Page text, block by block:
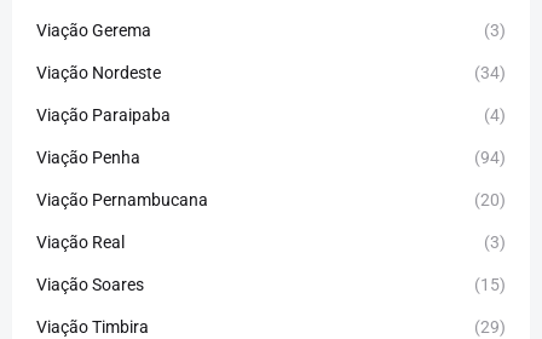
Viação Gerema (3)
Viação Nordeste (34)
Viação Paraipaba (4)
Viação Penha (94)
Viação Pernambucana (20)
Viação Real (3)
Viação Soares (15)
Viação Timbira (29)